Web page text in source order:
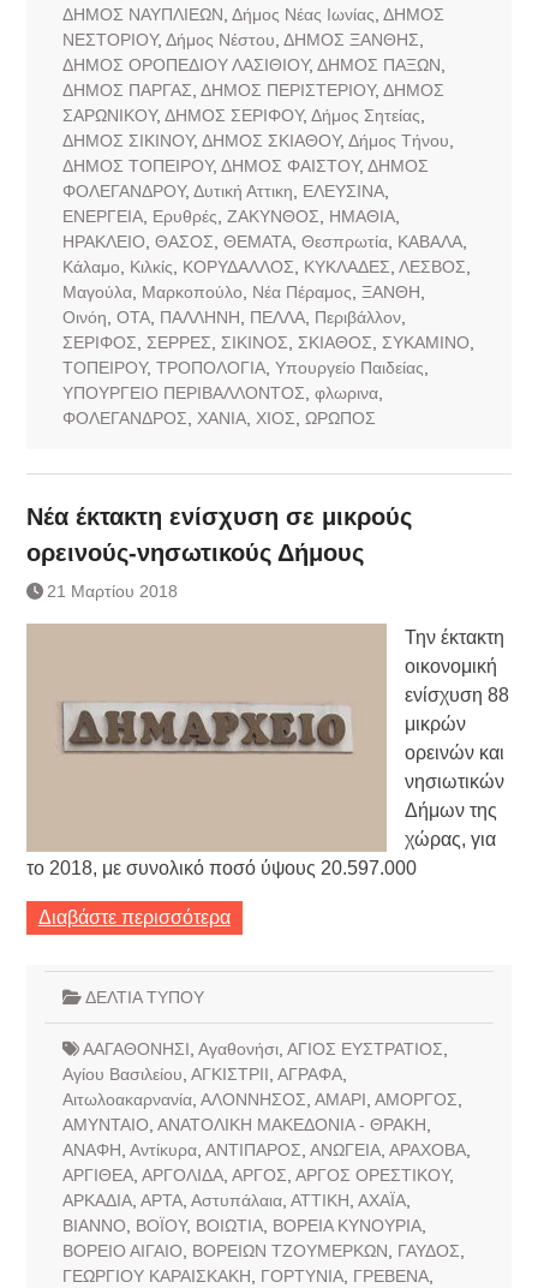
ΔΗΜΟΣ ΝΑΥΠΛΙΕΩΝ Δήμος Νέας Ιωνίας ΔΗΜΟΣ
ΝΕΣΤΟΡΙΟΥ, Δήμος Νέστου ΔΗΜΟΣ ΞΑΝΘΗΣ
ΔΗΜΟΣ ΟΡΟΠΕΔΙΟΥ ΛΑΣΙΘΙΟΥ, ΔΗΜΟΣ ΠΑΞΩΝ
ΔΗΜΟΣ ΠΑΡΓΑΣ ΔΗΜΟΣ ΠΕΡΙΣΤΕΡΙΟΥ, ΔΗΜΟΣ
ΣΑΡΩΝΙΚΟΥ, ΔΗΜΟΣ ΣΕΡΙΦΟΥ, Δήμος Σητείας
ΔΗΜΟΣ ΣΙΚΙΝΟΥ, ΔΗΜΟΣ ΣΚΙΑΘΟΥ, Δήμος Τήνου
ΔΗΜΟΣ ΤΟΠΕΙΡΟΥ, ΔΗΜΟΣ ΦΑΙΣΤΟΥ, ΔΗΜΟΣ
ΦΟΛΕΓΑΝΔΡΟΥ, Δυτική Αττικη ΕΛΕΥΣΙΝΑ,
ΕΝΕΡΓΕΙΑ, Ερυθρές ΖΑΚΥΝΘΟΣ ΗΜΑΘΙΑ,
ΗΡΑΚΛΕΙΟ ΘΑΣΟΣ ΘΕΜΑΤΑ, Θεσπρωτία, ΚΑΒΑΛΑ,
Κάλαμο
Κιλκίς ΚΟΡΥΔΑΛΛΟΣ ΚΥΚΛΑΔΕΣ ΛΕΣΒΟΣ
Μαγούλα, Μαρκοπούλο Νέα Πέραμος ΞΑΝΘΗ
Οινόη ΟΤΑ, ΠΑΛΛΗΝΗ ΠΕΛΛΑ, Περιβάλλον,
ΣΕΡΙΦΟΣ
ΣΕΡΡΕΣ ΣΙΚΙΝΟΣ ΣΚΙΑΘΟΣ ΣΥΚΑΜΙΝΟ
ΤΟΠΕΙΡΟΥ, ΤΡΟΠΟΛΟΓΙΑ, Υπουργείο Παιδείας
ΥΠΟΥΡΓΕΙΟ ΠΕΡΙΒΑΛΛΟΝΤΟΣ φλωρινα,
ΦΟΛΕΓΑΝΔΡΟΣ
ΧΑΝΙΑ, ΧΙΟΣ ΩΡΩΠΟΣ
Νέα έκτακτη ενίσχυση σε μικρούς
ορεινούς-νησωτικούς Δήμους
21 Μαρτίου 2018
Την έκτακτη
οικονομική
ενίσχυση 88
μικρών
ορεινών και
νησιωτικών
Δήμων της
χώρας, για
το 2018, με συνολικό ποσό ύψους 20.597.000
Διαβάστε περισσότερα
ΔΕΛΤΙΑ ΤΥΠΟΥ
ΑΑΓΑΘΟΝΗΣΙ Αγαθονήσι, ΑΓΙΟΣ ΕΥΣΤΡΑΤΙΟΣ
Αγίου Βασιλείου ΑΓΚΙΣΤΡΙΙ ΑΓΡΑΦΑ,
Αιτωλοακαρνανία, ΑΛΟΝΝΗΣΟΣ ΑΜΑΡΙ ΑΜΟΡΓΟΣ
ΑΜΥΝΤΑΙΟ ΑΝΑΤΟΛΙΚΗ ΜΑΚΕΔΟΝΙΑ - ΘΡΑΚΗ
ΑΝΑΦΗ Αντίκυρα, ΑΝΤΙΠΑΡΟΣ ΑΝΩΓΕΙΑ, ΑΡΑΧΟΒΑ,
ΑΡΓΙΘΕΑ, ΑΡΓΟΛΙΔΑ, ΑΡΓΟΣ ΑΡΓΟΣ ΟΡΕΣΤΙΚΟΥ,
ΑΡΚΑΔΙΑ, ΑΡΤΑ, Αστυπάλαια, ΑΤΤΙΚΗ ΑΧΑΪΑ,
ΒΙΑΝΝΟ
ΒΟΪΟΥ, ΒΟΙΩΤΙΑ, ΒΟΡΕΙΑ ΚΥΝΟΥΡΙΑ,
ΒΟΡΕΙΟ ΑΙΓΑΙΟ
ΒΟΡΕΙΩΝ ΤΖΟΥΜΕΡΚΩΝ ΓΑΥΔΟΣ
ΓΕΩΡΓΙΟΥ ΚΑΡΑΙΣΚΑΚΗ
ΓΟΡΤΥΝΙΑ, ΓΡΕΒΕΝΑ,